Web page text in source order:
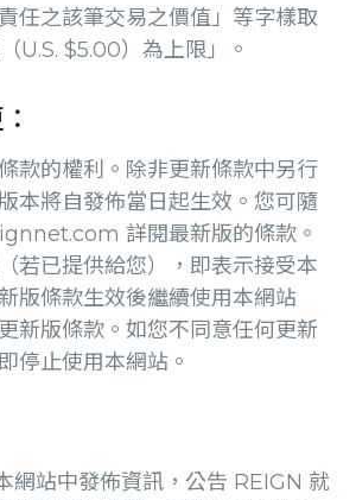
任之該筆交易之價值」等字樣取
U.S. $5.00）為上限」。
款的權利。除非更新條款中另行
本將自發佈當日起生效。您可隨
詳閱最新版的條款。
若已提供給您），即表示接受本
版條款生效後繼續使用本網站
新版條款。如您不同意任何更新
停止使用本網站。
網站中發佈資訊，公告 REIGN 就